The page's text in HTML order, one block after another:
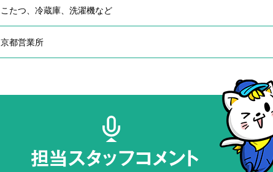
こたつ、冷蔵庫、洗濯機など
京都営業所
担当スタッフコメント